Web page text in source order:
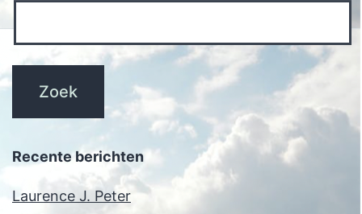
Recente berichten
Laurence J. Peter